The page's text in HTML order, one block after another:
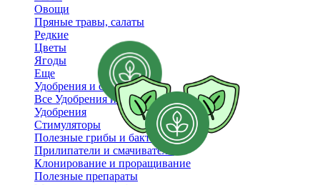
Овощи
Пряные травы, салаты
Редкие
Цветы
Ягоды
Еще
Удобрения и стимуляторы
Все Удобрения и стимуляторы
Удобрения
Стимуляторы
Полезные грибы и бактерии
Прилипатели и смачиватели
Клонирование и проращивание
Полезные препараты